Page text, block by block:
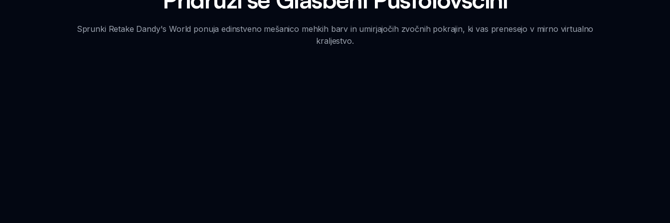
Sprunki Retake Dandy's World ponuja edinstveno mešanico mehkih barv in umirjajočih zvočnih pokrajin, ki vas prenesejo v mirno virtualno
kraljestvo.